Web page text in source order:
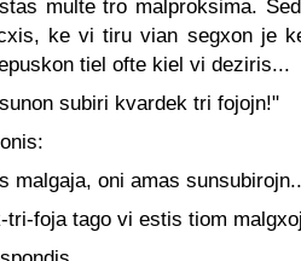
multe tro malproksima.
ke vi tiru vian segxon je
tiel ofte kiel vi deziris...
subiri kvardek tri fojojn!"
malgaja, oni amas
foja tago vi estis tiom